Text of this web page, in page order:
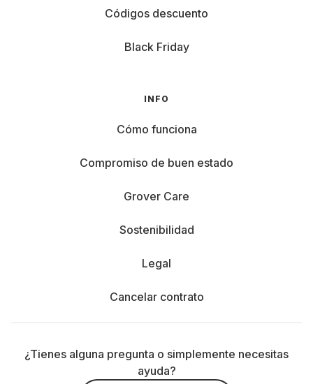
Códigos descuento
Black Friday
INFO
Cómo funciona
Compromiso de buen estado
Grover Care
Sostenibilidad
Legal
Cancelar contrato
¿Tienes alguna pregunta o simplemente necesitas
ayuda?